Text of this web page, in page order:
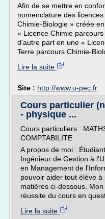
Afin de se mettre en
nomenclature des
Chimie-Biologie » créée
« Licence Chimie
d'autre part en une «
Terre parcours Chimie-
Lire la suite
Site : http://www.u-pec.fr
Cours particulier
- physique ...
Cours particuliers :
COMPTABILITE
A propos de moi :
Ingénieur de Gestion à
en Management de
pouvoir aider tout élève
matières ci-dessous.
réussite du cours en
Lire la suite